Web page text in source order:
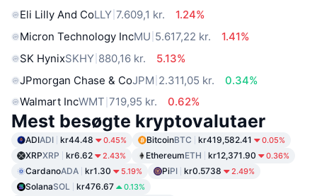
Eli Lilly And CoLLY 7.609,1 kr.
1.24%
Micron Technology IncMU 5.617,22 kr.
1.41%
SK HynixSKHY 880,16 kr.
5.13%
JPmorgan Chase & CoJPM 2.311,05 kr.
0.34%
Walmart IncWMT 719,95 kr. 0.62%
Mest besøgte kryptovalutaer
ADIADI kr44.48 0.45% BitcoinBTC kr419,582.41 0.05%
XRPXRP kr6.62 2.43% EthereumETH kr12,371.90 0.36%
CardanoADA kr1.30 5.19% PiPI kr0.5738 2.49%
SolanaSOL kr476.67 0.13%